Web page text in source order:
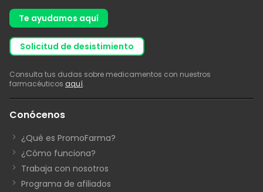
Te ayudamos aquí
solicitud de desistimiento
Consulta tus dudas sobre medicamentos con nuestros
farmacéuticos aquí.
Conócenos
¿Qué es PromoFarma?
¿Cómo funciona?
Trabaja con nosotros
Programa de afiliados